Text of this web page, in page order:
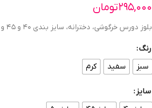
۲۹۵,۰۰۰تومان
بلوز دورس خرگوشی، دخترانه، سايز بندی ٤٠ و ٤٥ و ٥٠
رنگ
سبز
سفید كرم
سایز